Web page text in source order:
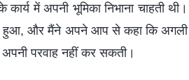
में अपनी भूमिका निभाना चाहती थी।
हुआ, और मैंने अपने आप से कहा कि अगली
परवाह नहीं कर सकती।